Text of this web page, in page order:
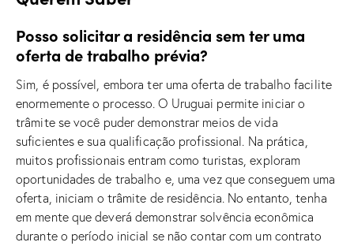
Posso solicitar a residência sem ter uma
oferta de trabalho prévia?
Sim, é possível, embora ter uma oferta de trabalho facilite
enormemente o processo. O Uruguai permite iniciar o
trâmite se você puder demonstrar meios de vida
suficientes e sua qualificação profissional. Na prática,
muitos profissionais entram como turistas, exploram
oportunidades de trabalho e, uma vez que conseguem uma
oferta, iniciam o trâmite de residência. No entanto, tenha
em mente que deverá demonstrar solvência econômica
durante o período inicial se não contar com um contrato